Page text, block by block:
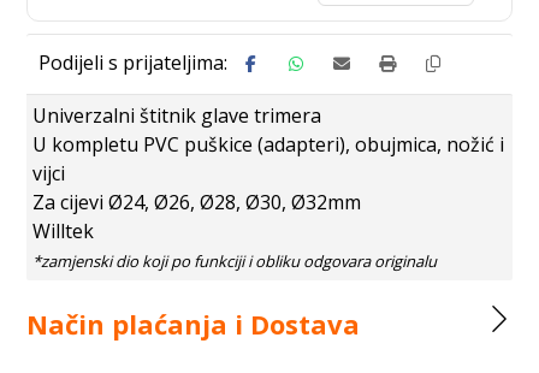
Univerzalni štitnik glave trimera
U kompletu PVC puškice (adapteri), obujmica, nožić i
vijci
Za cijevi Ø24, Ø26, Ø28, Ø30, Ø32mm
Willtek
Način plaćanja i Dostava